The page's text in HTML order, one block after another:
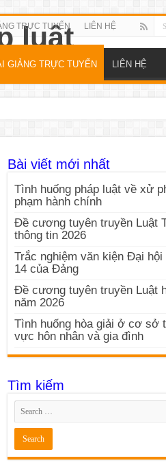
TRỰC TUYẾN LIÊN HỆ
GIẢNG TRỰC TUYẾN LIÊN HỆ
Bài viết mới nhất
Tình huống pháp luật về xử
phạm hành chính
Đề cương tuyên truyền Luật
thông tin 2026
Trắc nghiệm văn kiện Đại hội
14 của Đảng
Đề cương tuyên truyền Luật
năm 2026
Tình huống hòa giải ở cơ sở
vực hôn nhân và gia đình
Tìm kiếm